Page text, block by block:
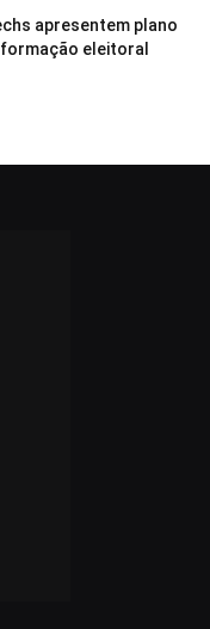
apresentem plano
eleitoral